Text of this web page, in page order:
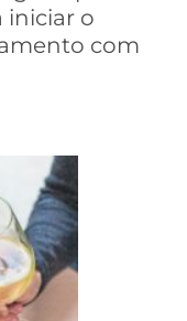
iniciar o
com